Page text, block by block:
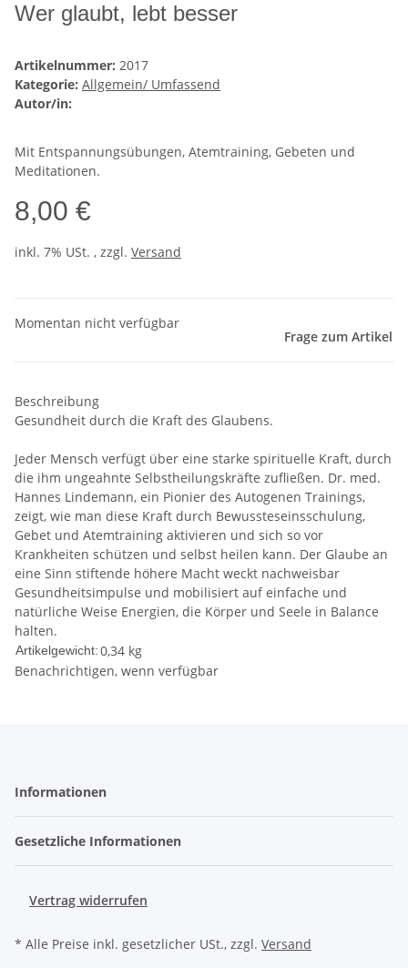
Wer glaubt, lebt besser
Artikelnummer: 2017
Kategorie: Allgemein/ Umfassend
Autor/in:
Mit Entspannungsübungen, Atemtraining, Gebeten und
Meditationen.
8,00 €
inkl. 7% USt. , zzgl. Versand
Momentan nicht verfügbar
Frage zum Artikel
Beschreibung
Gesundheit durch die Kraft des Glaubens.
Jeder Mensch verfügt über eine starke spirituelle Kraft, durch
die ihm ungeahnte Selbstheilungskräfte zufließen. Dr. med.
Hannes Lindemann, ein Pionier des Autogenen Trainings,
zeigt, wie man diese Kraft durch Bewussteseinsschulung,
Gebet und Atemtraining aktivieren und sich so vor
Krankheiten schützen und selbst heilen kann. Der Glaube an
eine Sinn stiftende höhere Macht weckt nachweisbar
Gesundheitsimpulse und mobilisiert auf einfache und
natürliche Weise Energien, die Körper und Seele in Balance
halten.
Artikelgewicht:0,34 kg
Benachrichtigen, wenn verfügbar
Informationen
Gesetzliche Informationen
Vertrag widerrufen
* Alle Preise inkl. gesetzlicher USt., zzgl. Versand